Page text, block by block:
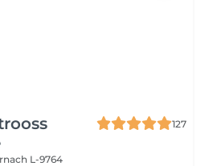
127
L-9764